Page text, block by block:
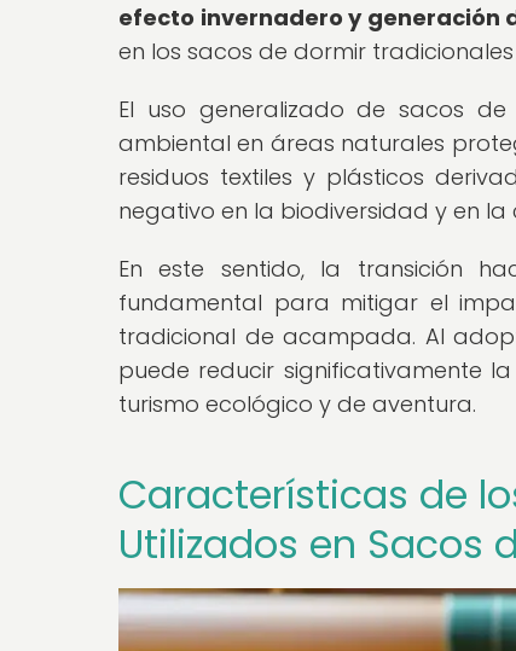
efecto invernadero y generación
en los sacos de dormir
El uso generalizado de sacos
ambiental en áreas naturales
residuos textiles y plásticos
negativo en la biodiversidad y en
En este sentido, la transición
fundamental para mitigar el
tradicional de acampada. Al
puede reducir significativamente
turismo ecológico y de aventura.
Características de
Utilizados en Sacos